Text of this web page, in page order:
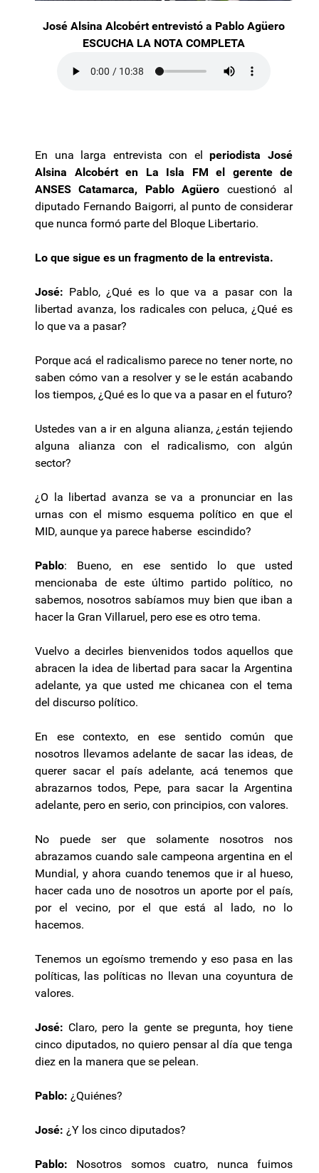
José Alsina Alcobért entrevistó a Pablo Agüero
ESCUCHA LA NOTA COMPLETA
En una larga entrevista con elperiodista José
Alsina Alcobért en La Isla FM el gerente de
ANSES Catamarca, Pablo Agüero cuestionó al
diputado Fernando Baigorri, al punto de considerar
que nunca formó parte del Bloque Libertario.
Lo que sigue es un fragmento de la entrevista.
José: Pablo, ¿Qué es lo que va a pasar con la
libertad avanza, los radicales con peluca, ¿Qué es
lo que va a pasar?
Porque acá el radicalismo parece no tener norte, no
saben cómo van a resolver y se le están acabando
los tiempos, ¿Qué es lo que va a pasar en el futuro?
Ustedes van a ir en alguna alianza, ¿están tejiendo
alguna alianza con el radicalismo, con algún
sector?
¿O la libertad avanza se va a pronunciar en las
urnas con el mismo esquema político en que el
MID, aunque ya parece haberse escindido?
Pablo: Bueno, en ese sentido lo que usted
mencionaba de este último partido político, no
sabemos, nosotros sabíamos muy bien que iban a
hacer la Gran Villaruel, pero ese es otro tema.
Vuelvo a decirles bienvenidos todos aquellos que
abracen la idea de libertad para sacar la Argentina
adelante, ya que usted me chicanea con el tema
del discurso político.
En ese contexto, en ese sentido común que
nosotros llevamos adelante de sacar las ideas, de
querer sacar el país adelante, acá tenemos que
abrazarnos todos, Pepe, para sacar la Argentina
adelante, pero en serio, con principios, con valores.
No puede ser que solamente nosotros nos
abrazamos cuando sale campeona argentina en el
Mundial, y ahora cuando tenemos que ir al hueso,
hacer cada uno de nosotros un aporte por el país,
por el vecino, por el que está al lado, no lo
hacemos.
Tenemos un egoísmo tremendo y eso pasa en las
políticas, las políticas no llevan una coyuntura de
valores.
José: Claro, pero la gente se pregunta, hoy tiene
cinco diputados, no quiero pensar al día que tenga
diez en la manera que se pelean.
Pablo: ¿Quiénes?
José: ¿Y los cinco diputados?
Pablo: Nosotros somos cuatro, nunca fuimos